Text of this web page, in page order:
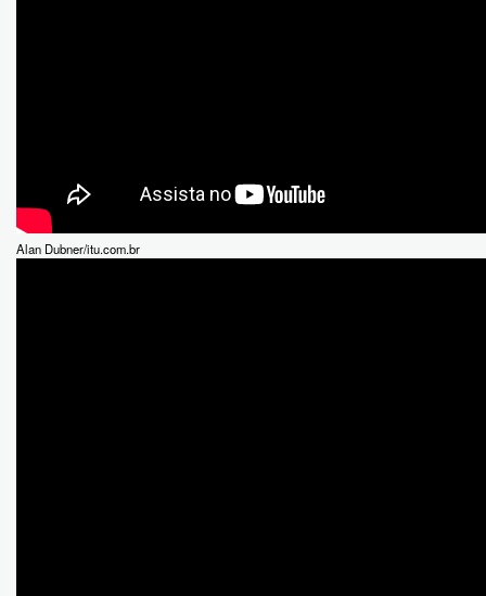
Alan Dubner/itu.com.br